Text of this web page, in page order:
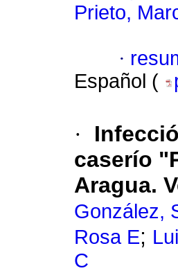
Prieto,
·
Español (
·
caserío
Aragua.
González,
Rosa E;
C